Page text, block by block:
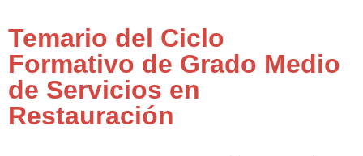
Temario del Ciclo
Formativo de Grado Medio
de Servicios en
Restauración